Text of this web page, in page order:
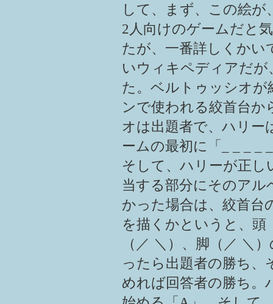
して、まず、この絵が
2人向けのゲームだと
たが、一番詳しくか
いウィキペディアだ
た。ベルトゥッシオ
ンで使われる絞首台
オは出題者で、ハリー
ームの最初に「_ _ _ _
そして、ハリーが正
当する部分にそのアル
かった場合は、絞首台
を描くかというと、頭
（／ ＼）、脚（／ ＼
ったら出題者の勝ち、
めれば回答者の勝ち。